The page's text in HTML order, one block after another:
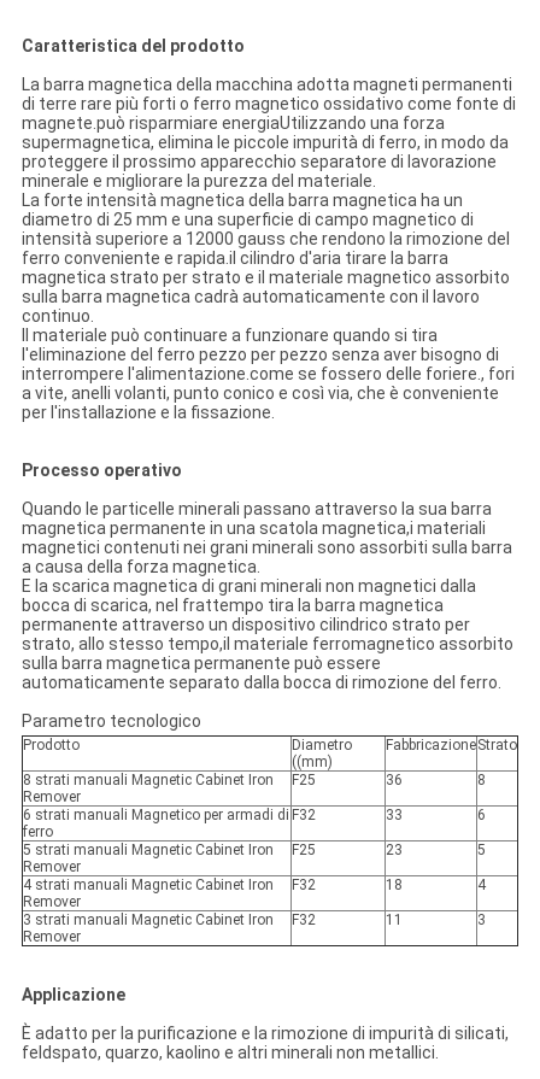
Caratteristica del prodotto
La barra magnetica della macchina adotta magneti permanenti
di terre rare più forti o ferro magnetico ossidativo come fonte di
magnete.può risparmiare energiaUtilizzando una forza
supermagnetica, elimina le piccole impurità di ferro, in modo da
proteggere il prossimo apparecchio separatore di lavorazione
minerale e migliorare la purezza del materiale.
La forte intensità magnetica della barra magnetica ha un
diametro di 25 mm e una superficie di campo magnetico di
intensità superiore a 12000 gauss che rendono la rimozione del
ferro conveniente e rapida.il cilindro d'aria tirare la barra
magnetica strato per strato e il materiale magnetico assorbito
sulla barra magnetica cadrà automaticamente con il lavoro
continuo.
Il materiale può continuare a funzionare quando si tira
l'eliminazione del ferro pezzo per pezzo senza aver bisogno di
interrompere l'alimentazione.come se fossero delle foriere., fori
a vite, anelli volanti, punto conico e così via, che è conveniente
per l'installazione e la fissazione.
Processo operativo
Quando le particelle minerali passano attraverso la sua barra
magnetica permanente in una scatola magnetica,i materiali
magnetici contenuti nei grani minerali sono assorbiti sulla barra
a causa della forza magnetica.
E la scarica magnetica di grani minerali non magnetici dalla
bocca di scarica, nel frattempo tira la barra magnetica
permanente attraverso un dispositivo cilindrico strato per
strato, allo stesso tempo,il materiale ferromagnetico assorbito
sulla barra magnetica permanente può essere
automaticamente separato dalla bocca di rimozione del ferro.
Parametro tecnologico
Prodotto
Diametro
((mm)
FabbricazioneStrato
8 strati manuali Magnetic Cabinet Iron
Remover
F25 36 8
6 strati manuali Magnetico per armadi di
ferro
F32 33 6
5 strati manuali Magnetic Cabinet Iron
Remover
F25 23 5
4 strati manuali Magnetic Cabinet Iron
Remover
F32 18 4
3 strati manuali Magnetic Cabinet Iron
Remover
F32 11 3
Applicazione
È adatto per la purificazione e la rimozione di impurità di silicati,
feldspato, quarzo, kaolino e altri minerali non metallici.